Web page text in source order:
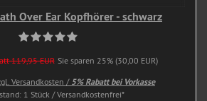
Over Ear Kopfhörer - schwarz
119,95 EUR Sie sparen 25% (30,00 EUR)
Versandkosten / 5% Rabatt bei Vorkasse
1 Stück / Versandkostenfrei*